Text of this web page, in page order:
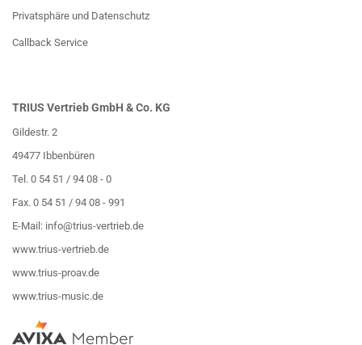
Privatsphäre und Datenschutz
Callback Service
TRIUS Vertrieb GmbH & Co. KG
Gildestr. 2
49477 Ibbenbüren
Tel. 0 54 51 / 94 08 - 0
Fax. 0 54 51 / 94 08 - 991
E-Mail: info@trius-vertrieb.de
www.trius-vertrieb.de
www.trius-proav.de
www.trius-music.de